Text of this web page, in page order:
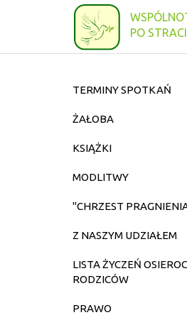
PO
TERMINY SPOTKAŃ
ŻAŁOBA
KSIĄŻKI
MODLITWY
"CHRZEST
Z NASZYM UDZIAŁEM
LISTA ŻYCZEŃ
RODZICÓW
PRAWO